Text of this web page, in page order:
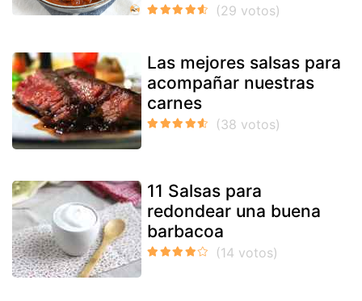
Las mejores salsas para
acompañar nuestras
carnes
11 Salsas para
redondear una buena
barbacoa